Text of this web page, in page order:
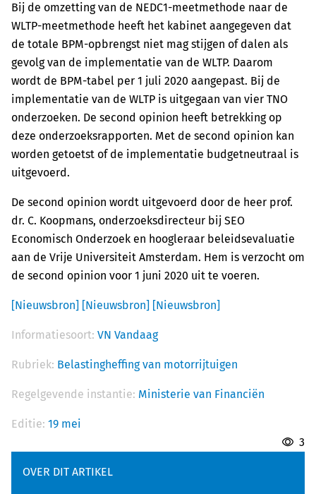
Bij de omzetting van de NEDC1-meetmethode naar de
WLTP-meetmethode heeft het kabinet aangegeven dat
de totale BPM-opbrengst niet mag stijgen of dalen als
gevolg van de implementatie van de WLTP. Daarom
wordt de BPM-tabel per 1 juli 2020 aangepast. Bij de
implementatie van de WLTP is uitgegaan van vier TNO
onderzoeken. De second opinion heeft betrekking op
deze onderzoeksrapporten. Met de second opinion kan
worden getoetst of de implementatie budgetneutraal is
uitgevoerd.
De second opinion wordt uitgevoerd door de heer prof.
dr. C. Koopmans, onderzoeksdirecteur bij SEO
Economisch Onderzoek en hoogleraar beleidsevaluatie
aan de Vrije Universiteit Amsterdam. Hem is verzocht om
de second opinion voor 1 juni 2020 uit te voeren.
[Nieuwsbron] [Nieuwsbron] [Nieuwsbron]
Informatiesoort: VN Vandaag
Rubriek: Belastingheffing van motorrijtuigen
Regelgevende instantie: Ministerie van Financiën
Editie: 19 mei
3
OVER DIT ARTIKEL